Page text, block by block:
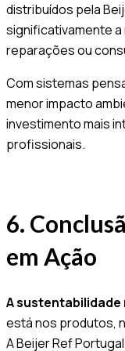
distribuídos pela
significativamente
reparações ou
Com sistemas
menor impacto
investimento mais
profissionais.
6.
em Ação
A sustentabilidade
está nos produtos,
A Beijer Ref